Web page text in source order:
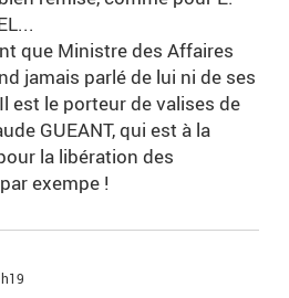
que Ministre des Affaires
jamais parlé de lui ni de ses
est le porteur de valises de
GUEANT, qui est à la
la libération des
exempe !